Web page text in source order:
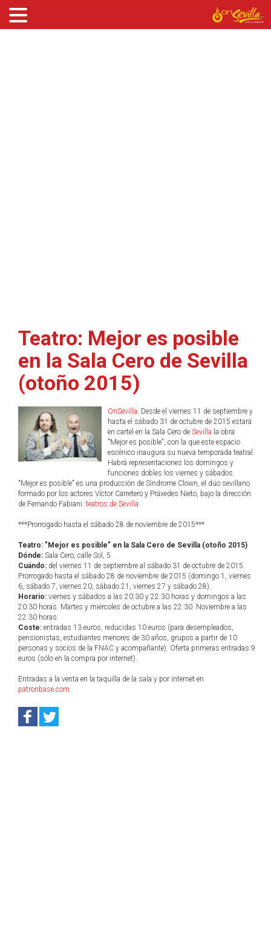
Teatro: Mejor es posible
en la Sala Cero de Sevilla
(otoño 2015)
OnSevilla. Desde el viernes 11 de septiembre y
hasta el sábado 31 de octubre de 2015 estará
en cartel en la Sala Cero de Sevilla la obra
"Mejor es posible", con la que este espacio
escénico inaugura su nueva temporada teatral.
Habrá representaciones los domingos y
funciones dobles los viernes y sábados.
"Mejor es posible" es una producción de Síndrome Clown, el dúo sevillano
formado por los actores Víctor Carretero y Práxedes Nieto, bajo la dirección
de Fernando Fabiani. teatros de Sevilla.
***Prorrogado hasta el sábado 28 de noviembre de 2015***
Teatro: "Mejor es posible" en la Sala Cero de Sevilla (otoño 2015)
Dónde: Sala Cero, calle Sol, 5.
Cuándo: del viernes 11 de septiembre al sábado 31 de octubre de 2015.
Prorrogado hasta el sábado 28 de noviembre de 2015 (domingo 1, viernes
6, sábado 7, viernes 20, sábado 21, viernes 27 y sábado 28).
Horario: viernes y sábados a las 20:30 y 22:30 horas y domingos a las
20:30 horas. Martes y miércoles de octubre a las 22:30. Noviembre a las
22:30 horas.
Coste: entradas 13 euros, reducidas 10 euros (para desempleados,
pensionistas, estudiantes menores de 30 años, grupos a partir de 10
personas y socios de la FNAC y acompañante). Oferta primeras entradas 9
euros (sólo en la compra por internet).
Entradas a la venta en la taquilla de la sala y por internet en
patronbase.com.